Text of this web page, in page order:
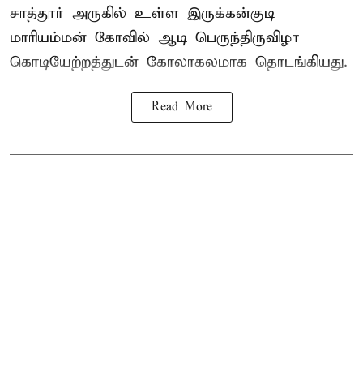
சாத்தூர் அருகில் உள்ள இருக்கன்குடி
மாரியம்மன் கோவில் ஆடி பெருந்திருவிழா
கொடியேற்றத்துடன் கோலாகலமாக தொடங்கியது.
Read More